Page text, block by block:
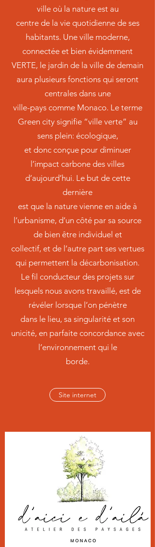
ville où la nature est au
centre de la vie quotidienne de ses
habitants. Une ville moderne,
connectée et bien évidemment
VERTE, le jardin de la ville de demain
aura plusieurs fonctions qui seront
centrales dans une
ville-pays comme Monaco. Le terme
Green city signifie “ville verte” au
sens plein: écologique,
et donc conçue pour diminuer
l’impact carbone des villes
d’aujourd’hui. Le but de cette
dernière
est que la nature vienne en aide à
l’urbanisme, d’un côté par sa source
de bien être individuel et
collectif, et de l’autre part ses vertues
qui permettent la décarbonisation.
Le fil conducteur des projets sur
lesquels nous avons travaillé, est de
révéler lorsque l’on pénètre
dans le lieu, sa singularité et son
unicité, en parfaite concordance avec
l’environnement qui le
borde.
Site internet